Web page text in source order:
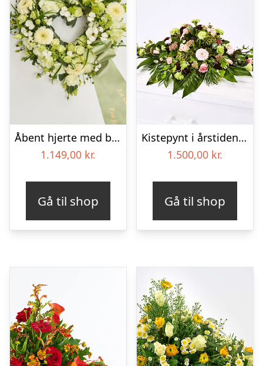
Åbent hjerte med bånd – Floristens kreative valg
1.149,00 kr.
Gå til shop
Kistepynt i årstidens blomster – Blomster til begravelse
1.500,00 kr.
Gå til shop